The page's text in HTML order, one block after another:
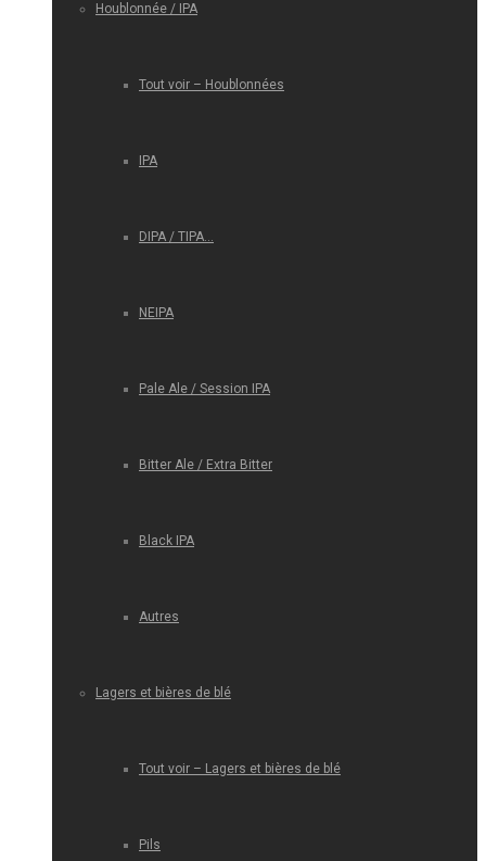
Houblonnée / IPA
Tout voir – Houblonnées
IPA
DIPA / TIPA…
NEIPA
Pale Ale / Session IPA
Bitter Ale / Extra Bitter
Black IPA
Autres
Lagers et bières de blé
Tout voir – Lagers et bières de blé
Pils